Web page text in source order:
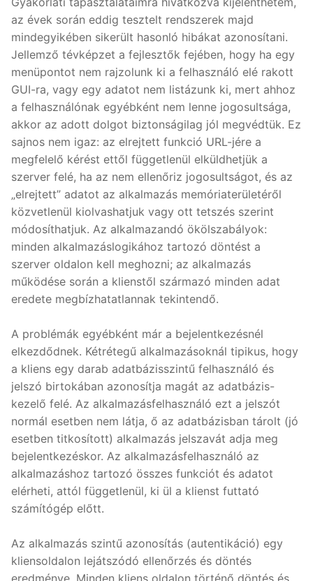
az évek során eddig tesztelt rendszerek majd
mindegyikében sikerült hasonló hibákat azonosítani.
Jellemző tévképzet a fejlesztők fejében, hogy ha egy
menüpontot nem rajzolunk ki a felhasználó elé rakott
GUI-ra, vagy egy adatot nem listázunk ki, mert ahhoz
a felhasználónak egyébként nem lenne jogosultsága,
akkor az adott dolgot biztonságilag jól megvédtük. Ez
sajnos nem igaz: az elrejtett funkció URL-jére a
megfelelő kérést ettől függetlenül elküldhetjük a
szerver felé, ha az nem ellenőriz jogosultságot, és az
„elrejtett” adatot az alkalmazás memóriaterületéről
közvetlenül kiolvashatjuk vagy ott tetszés szerint
módosíthatjuk. Az alkalmazandó ökölszabályok:
minden alkalmazáslogikához tartozó döntést a
szerver oldalon kell meghozni; az alkalmazás
működése során a klienstől származó minden adat
eredete megbízhatatlannak tekintendő.
A problémák egyébként már a bejelentkezésnél
elkezdődnek. Kétrétegű alkalmazásoknál tipikus, hogy
a kliens egy darab adatbázisszintű felhasználó és
jelszó birtokában azonosítja magát az adatbázis-
kezelő felé. Az alkalmazásfelhasználó ezt a jelszót
normál esetben nem látja, ő az adatbázisban tárolt (jó
esetben titkosított) alkalmazás jelszavát adja meg
bejelentkezéskor. Az alkalmazásfelhasználó az
alkalmazáshoz tartozó összes funkciót és adatot
elérheti, attól függetlenül, ki ül a klienst futtató
számítógép előtt.
Az alkalmazás szintű azonosítás (autentikáció) egy
kliensoldalon lejátszódó ellenőrzés és döntés
eredménye. Minden kliens oldalon történő döntés és